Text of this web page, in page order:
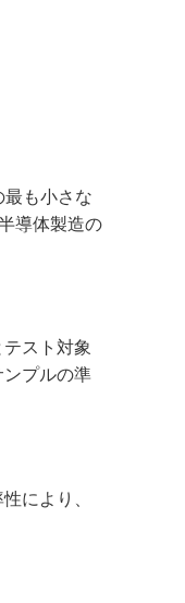
も小さな
導体製造の
スト対象
プルの準
により、